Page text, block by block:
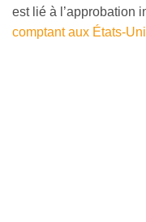
est lié à l’approbation
comptant aux États-